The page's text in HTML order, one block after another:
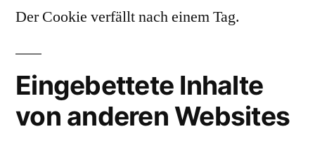
Der Cookie verfällt nach einem Tag.
Eingebettete Inhalte
von anderen Websites